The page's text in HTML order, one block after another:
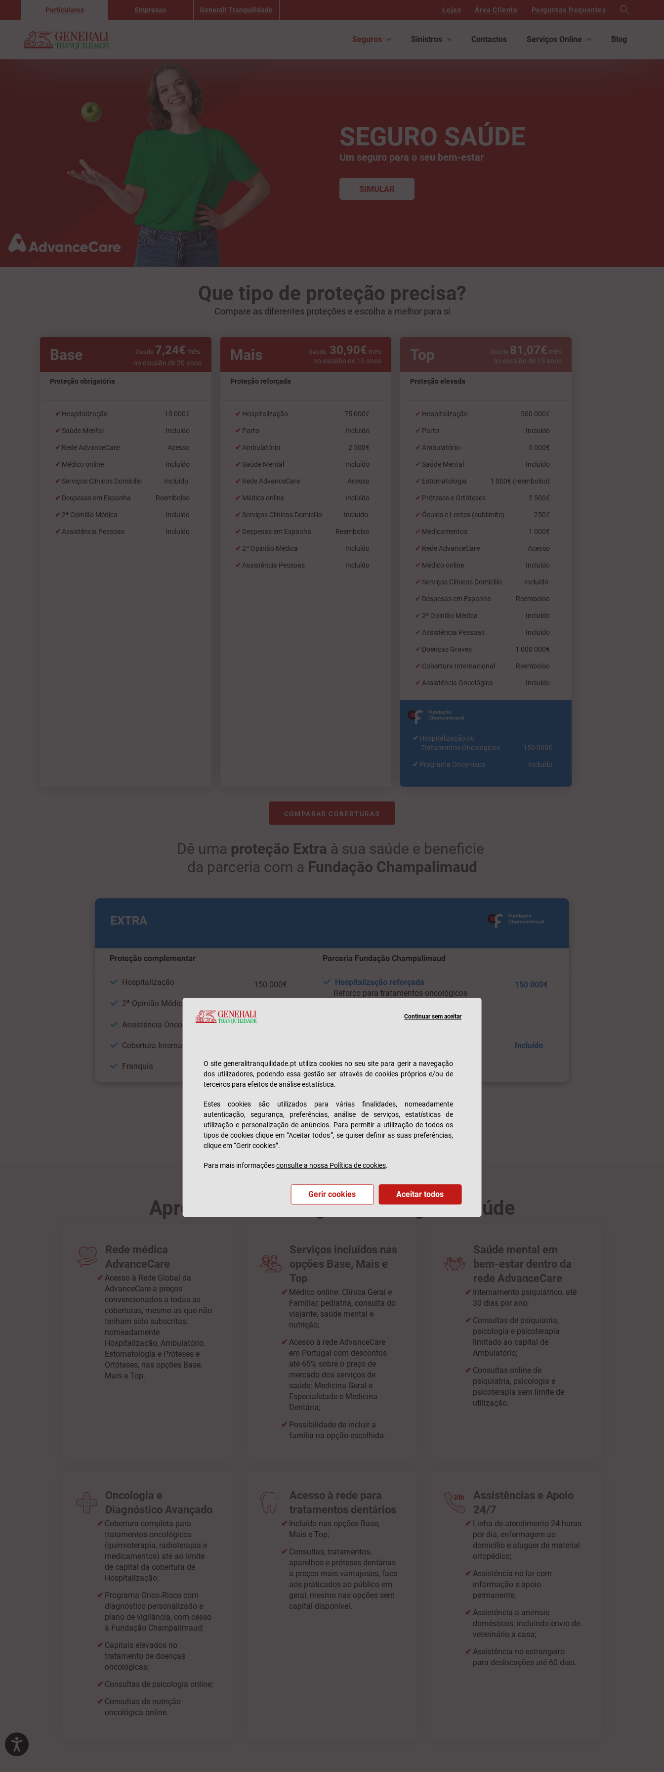
Particulares Empresas Generali Tranquilidade Lojas Área Cliente Perguntas frequentes
Seguros Sinistros Contactos Serviços Online Blog
SEGURO SAÚDE
Um seguro para o seu bem-estar
SIMULAR
Que tipo de proteção precisa?
Compare as diferentes proteções e escolha a melhor para si
Base Desde 7,24€ mês
no escalão de 20 anos
Proteção obrigatória
Hospitalização 15 000€
Saúde Mental Incluído
Rede AdvanceCare Acesso
Médico online Incluído
Serviços Clínicos Domícilio Incluído
Despesas em Espanha Reembolso
2ª Opinião Médica Incluído
Assistência Pessoas Incluído
Mais Desde 30,90€ mês
no escalão de 15 anos
Proteção reforçada
Hospitalização 75 000€
Parto Incluído
Ambulatório 2 500€
Saúde Mental Incluído
Rede AdvanceCare Acesso
Médico online Incluído
Serviços Clínicos Domícilio Incluído
Despesas em Espanha Reembolso
2ª Opinião Médica Incluído
Assistência Pessoas Incluído
Top Desde 81,07€ mês
no escalão de 15 anos
Proteção elevada
Hospitalização 500 000€
Parto Incluído
Ambulatório 5 000€
Saúde Mental Incluído
Estomatologia 1 000€ (reembolso)
Próteses e Ortóteses 2 500€
Óculos e Lentes (sublimite) 250€
Medicamentos 1 000€
Rede AdvanceCare Acesso
Médico online Incluído
Serviços Clínicos Domícilio Incluído
Despesas em Espanha Reembolso
2ª Opinião Médica Incluído
Assistência Pessoas Incluído
Doenças Graves 1 000 000€
Cobertura Internacional Reembolso
Assistência Oncológica Incluído
Hospitalização ou
Tratamentos Oncológicos
150 000€
Programa Onco-risco Incluído
COMPARAR COBERTURAS
Dê uma proteção Extra à sua saúde e beneficie
da parceria com a Fundação Champalimaud
EXTRA
Proteção complementar Parceria Fundação Champalimaud
Hospitalização 150 000€ Hospitalização reforçada
150 000€
2ª Opinião Médica
Reforço para tratamentos oncológicos
Assistência Oncológica
Cobertura Internacional
Incluído
Franquia 10 000€
SABER MAIS
Aproveite as vantagens do Seguro Saúde
Rede médica
AdvanceCare
Acesso à Rede Global da
AdvanceCare a preços
convencionados a todas as
coberturas, mesmo as que não
tenham sido subscritas,
nomeadamente
Hospitalização, Ambulatório,
Estomatologia e Próteses e
Ortóteses, nas opções Base,
Mais e Top.
Serviços incluídos nas
opções Base, Mais e
Top
Médico online: Clínica Geral e
Familiar, pediatria, consulta do
viajante, saúde mental e
nutrição;
Acesso à rede AdvanceCare
em Portugal com descontos
até 65% sobre o preço de
mercado dos serviços de
saúde: Medicina Geral e
Especialidade e Medicina
Dentária;
Possibilidade de incluir a
família na opção escolhida.
Saúde mental em
bem-estar dentro da
rede AdvanceCare
Internamento psiquiátrico, até
30 dias por ano;
Consultas de psiquiatria,
psicologia e psicoterapia
limitado ao capital de
Ambulatório;
Consultas online de
psiquiatria, psicologia e
psicoterapia sem limite de
utilização.
Oncologia e
Diagnóstico Avançado
Cobertura completa para
tratamentos oncológicos
(quimioterapia, radioterapia e
medicamentos) até ao limite
de capital da cobertura de
Hospitalização;
Programa Onco‑Risco com
diagnóstico personalizado e
plano de vigilância, com cesso
à Fundação Champalimaud;
Capitais elevados no
tratamento de doenças
oncológicas;
Consultas de psicologia online;
Consultas de nutrição
oncológica online.
Acesso à rede para
tratamentos dentários
Incluído nas opções Base,
Mais e Top;
Consultas, tratamentos,
aparelhos e próteses dentárias
a preços mais vantajosos, face
aos praticados ao público em
geral, mesmo nas opções sem
capital disponível.
Assistências e Apoio
24/7
Linha de atendimento 24 horas
por dia, enfermagem ao
domicílio e aluguer de material
ortopédico;
Assistência no lar com
informação e apoio
permanente;
Assistência a animais
domésticos, incluindo envio de
veterinário a casa;
Assistência no estrangeiro
para deslocações até 60 dias.
Continuar sem aceitar
O site generalitranquilidade.pt utiliza cookies no seu site para gerir a navegação
dos utilizadores, podendo essa gestão ser através de cookies próprios e/ou de
terceiros para efeitos de análise estatística.
Estes cookies são utilizados para várias finalidades, nomeadamente
autenticação, segurança, preferências, análise de serviços, estatísticas de
utilização e personalização de anúncios. Para permitir a utilização de todos os
tipos de cookies clique em “Aceitar todos”, se quiser definir as suas preferências,
clique em “Gerir cookies”.
Para mais informaçõesconsulte a nossa Política de cookies.
Gerir cookies Aceitar todos